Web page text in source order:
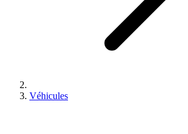
Véhicules